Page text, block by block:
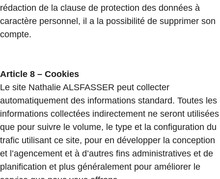
rédaction de la clause de protection des données à
caractère personnel, il a la possibilité de supprimer son
compte.
Article 8 – Cookies
Le site Nathalie ALSFASSER peut collecter
automatiquement des informations standard. Toutes les
informations collectées indirectement ne seront utilisées
que pour suivre le volume, le type et la configuration du
trafic utilisant ce site, pour en développer la conception
et l’agencement et à d’autres fins administratives et de
planification et plus généralement pour améliorer le